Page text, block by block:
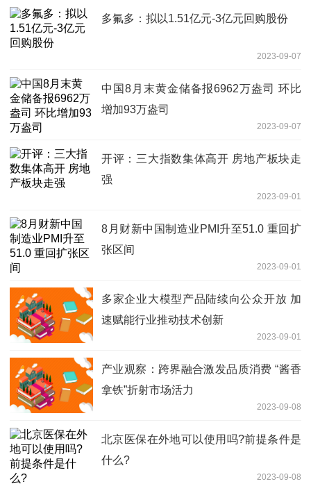
多氟多：拟以1.51亿元-3亿元回购股份
2023-09-07
中国8月末黄金储备报6962万盎司 环比
增加93万盎司
2023-09-07
开评：三大指数集体高开 房地产板块走
强
2023-09-01
8月财新中国制造业PMI升至51.0 重回扩
张区间
2023-09-01
多家企业大模型产品陆续向公众开放 加
速赋能行业推动技术创新
2023-09-01
产业观察：跨界融合激发品质消费 “酱香
拿铁”折射市场活力
2023-09-08
北京医保在外地可以使用吗?前提条件是
什么?
2023-09-08